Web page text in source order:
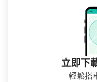
立即下
輕鬆搭